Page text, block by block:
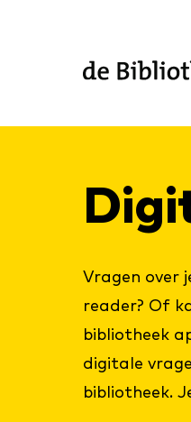
content
footer
naar
homepagina
Vragen over
reader? Of
bibliotheek
digitale
bibliotheek.